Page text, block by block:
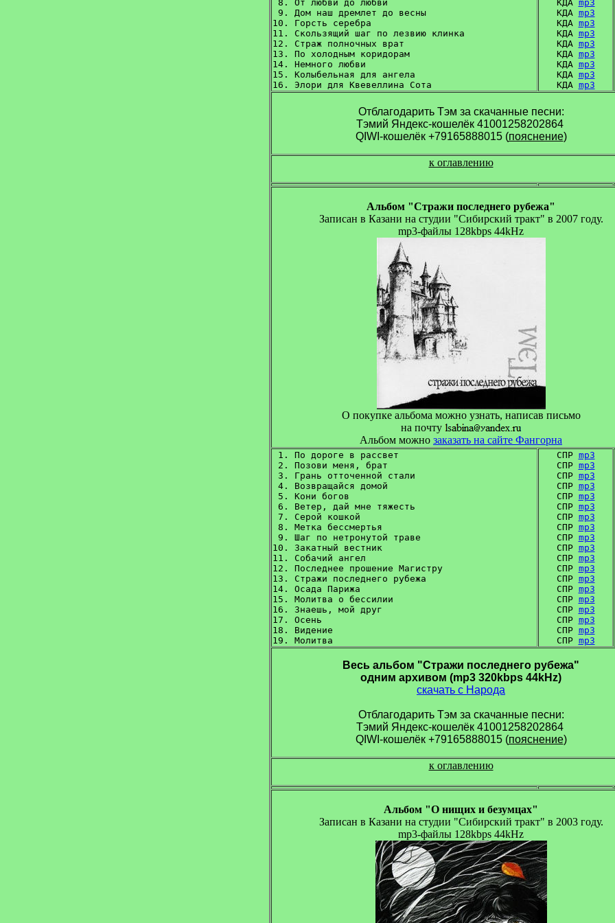
8. От любви до любви
9. Дом наш дремлет до весны
10. Горсть серебра
11. Скользящий шаг по лезвию клинка
12. Страж полночных врат
13. По холодным коридорам
14. Немного любви
15. Колыбельная для ангела
КДА mp3
КДА mp3
КДА mp3
КДА mp3
КДА mp3
КДА mp3
КДА mp3
КДА mp3
КДА mp3
Отблагодарить Тэм за скачанные песни:
Тэмий Яндекс-кошелёк 41001258202864
QIWI-кошелёк +79165888015 (пояснение)
к оглавлению
Альбом "Стражи последнего рубежа"
Записан в Казани на студии "Сибирский тракт" в 2007 году.
mp3-файлы 128kbps 44kHz
О покупке альбома можно узнать, написав письмо
на почту
Альбом можно заказать на сайте Фангорна
1. По дороге в рассвет
2. Позови меня, брат
3. Грань отточенной стали
4. Возвращайся домой
5. Кони богов
6. Ветер, дай мне тяжесть
7. Серой кошкой
8. Метка бессмертья
9. Шаг по нетронутой траве
10. Закатный вестник
11. Собачий ангел
12. Последнее прошение Магистру
13. Стражи последнего рубежа
14. Осада Парижа
15. Молитва о бессилии
16. Знаешь, мой друг
17. Осень
18. Видение
СПР mp3
СПР mp3
СПР mp3
СПР mp3
СПР mp3
СПР mp3
СПР mp3
СПР mp3
СПР mp3
СПР mp3
СПР mp3
СПР mp3
СПР mp3
СПР mp3
СПР mp3
СПР mp3
СПР mp3
СПР mp3
СПР mp3
Весь альбом "Стражи последнего рубежа"
одним архивом (mp3 320kbps 44kHz)
скачать с Народа
Отблагодарить Тэм за скачанные песни:
Тэмий Яндекс-кошелёк 41001258202864
QIWI-кошелёк +79165888015 (пояснение)
к оглавлению
Альбом "О нищих и безумцах"
Записан в Казани на студии "Сибирский тракт" в 2003 году.
mp3-файлы 128kbps 44kHz